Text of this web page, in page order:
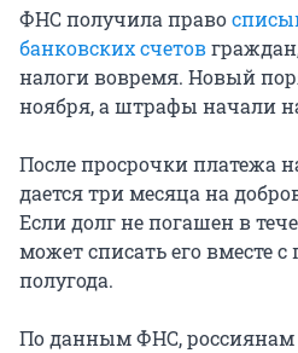
ФНС получила право
банковских счетов
налоги вовремя. Новый
ноября, а штрафы начали
После просрочки платежа
дается три месяца на
Если долг не погашен в
может списать его вместе
полугода.
По данным ФНС, россиянам